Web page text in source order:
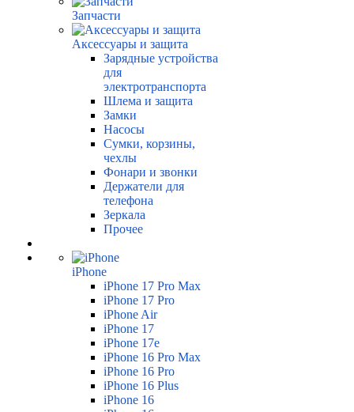
Запчасти
Аксессуары и защита
Зарядные устройства
для
электротранспорта
Шлема и защита
Замки
Насосы
Сумки, корзины,
чехлы
Фонари и звонки
Держатели для
телефона
Зеркала
Прочее
iPhone
iPhone 17 Pro Max
iPhone 17 Pro
iPhone Air
iPhone 17
iPhone 17e
iPhone 16 Pro Max
iPhone 16 Pro
iPhone 16 Plus
iPhone 16